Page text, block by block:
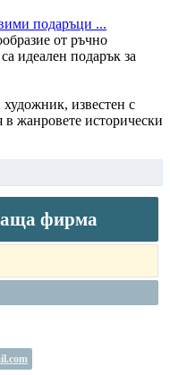
подаръци ...
от ръчно
идеален подарък за
известен с
в жанровете исторически
фирма